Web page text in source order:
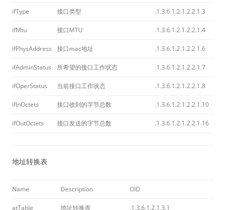
ifType 接口类型 .1.3.6.1.2.1.2.2.1.3
ifMtu 接口MTU .1.3.6.1.2.1.2.2.1.4
ifPhysAddress 接口mac地址 .1.3.6.1.2.1.2.2.1.6
ifAdminStatus 所希望的接口工作状态 .1.3.6.1.2.1.2.2.1.7
ifOperStatus 当前接口工作状态 .1.3.6.1.2.1.2.2.1.8
ifInOctets 接口收到的字节总数 .1.3.6.1.2.1.2.2.1.10
ifOutOctets 接口发送的字节总数 .1.3.6.1.2.1.2.2.1.16
地址转换表
Name Description OID
atTable 地址转换表 .1.3.6.1.2.1.3.1